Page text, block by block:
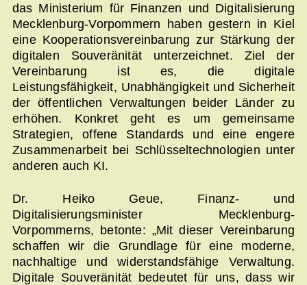
das Ministerium für Finanzen und Digitalisierung
Mecklenburg-Vorpommern haben gestern in Kiel
eine Kooperationsvereinbarung zur Stärkung der
digitalen Souveränität unterzeichnet. Ziel der
Vereinbarung ist es, die digitale
Leistungsfähigkeit, Unabhängigkeit und Sicherheit
der öffentlichen Verwaltungen beider Länder zu
erhöhen. Konkret geht es um gemeinsame
Strategien, offene Standards und eine engere
Zusammenarbeit bei Schlüsseltechnologien unter
anderen auch KI.
Dr. Heiko Geue, Finanz- und
Digitalisierungsminister Mecklenburg-
Vorpommerns, betonte: „Mit dieser Vereinbarung
schaffen wir die Grundlage für eine moderne,
nachhaltige und widerstandsfähige Verwaltung.
Digitale Souveränität bedeutet für uns, dass wir